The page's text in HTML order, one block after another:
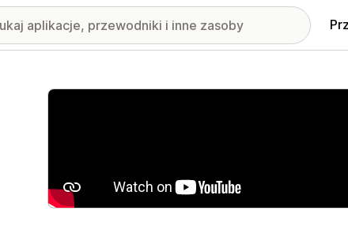
Wyróżnione obrazy w galerii